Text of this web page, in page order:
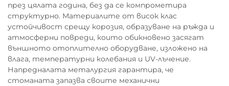
през цялата година, без да се компрометира
структурно. Материалите от висок клас
устойчивост срещу корозия, образуване на ръжда и
атмосферни повреди, които обикновено засягат
външното отоплително оборудване, изложено на
влага, температурни колебания и UV-лъчение.
Напредналата металургия гарантира, че
стоманата запазва своите механични